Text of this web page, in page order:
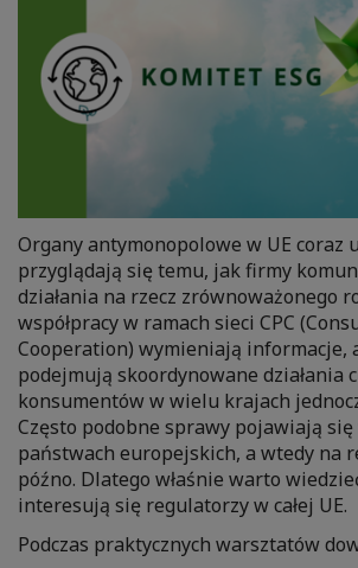
Organy antymonopolowe w UE coraz
przyglądają się temu, jak firmy
działania na rzecz zrównoważonego
współpracy w ramach sieci CPC
Cooperation) wymieniają informacje,
podejmują skoordynowane działania
konsumentów w wielu krajach
Często podobne sprawy pojawiają się
państwach europejskich, a wtedy na
późno. Dlatego właśnie warto
interesują się regulatorzy w całej UE.
Podczas praktycznych warsztatów